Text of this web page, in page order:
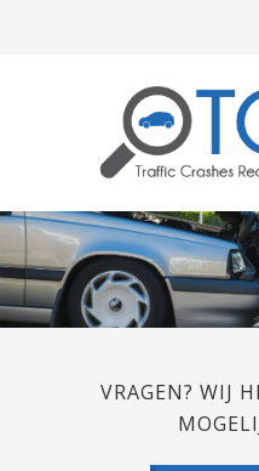
VRAGEN? WIJ